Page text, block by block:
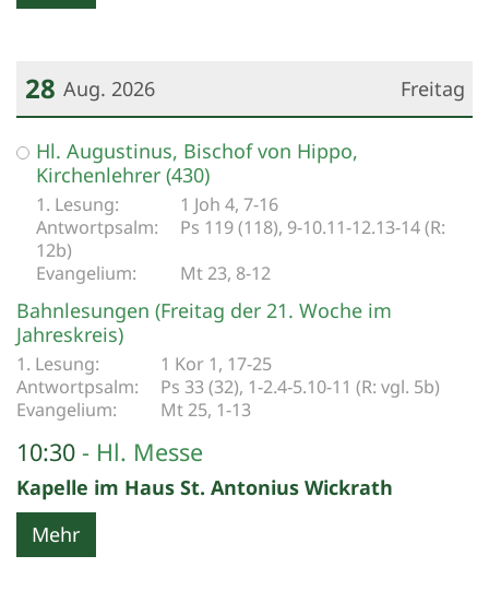
Freitag
28 Aug. 2026
Datum: 28. August 2026
Hl. Augustinus, Bischof von Hippo,
Kirchenlehrer (430)
1 Joh 4, 7-16
Ps 119 (118), 9-10.11-12.13-14 (R:
12b)
Mt 23, 8-12
Bahnlesungen (Freitag der 21. Woche im
Jahreskreis)
1 Kor 1, 17-25
Ps 33 (32), 1-2.4-5.10-11 (R: vgl. 5b)
Mt 25, 1-13
10:30 Hl. Messe
Kapelle im Haus St. Antonius Wickrath
Mehr